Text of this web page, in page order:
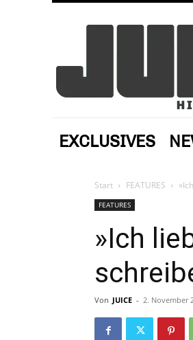
EXCLUSIVES
Start FEATURES
FEATURES
»Ich
Von JUICE - 2. November